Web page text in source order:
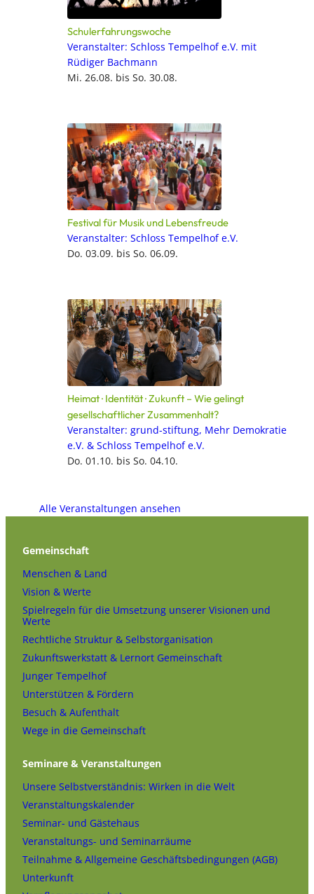
Schulerfahrungswoche
Veranstalter: Schloss Tempelhof e.V. mit
Rüdiger Bachmann
Mi. 26.08. bis So. 30.08.
Festival für Musik und Lebensfreude
Veranstalter: Schloss Tempelhof e.V.
Do. 03.09. bis So. 06.09.
Heimat · Identität · Zukunft – Wie gelingt
gesellschaftlicher Zusammenhalt?
Veranstalter: grund-stiftung, Mehr Demokratie
e.V. & Schloss Tempelhof e.V.
Do. 01.10. bis So. 04.10.
Alle Veranstaltungen ansehen
Gemeinschaft
Menschen & Land
Vision & Werte
Spielregeln für die Umsetzung unserer Visionen und
Werte
Rechtliche Struktur & Selbstorganisation
Zukunftswerkstatt & Lernort Gemeinschaft
Junger Tempelhof
Unterstützen & Fördern
Besuch & Aufenthalt
Wege in die Gemeinschaft
Seminare & Veranstaltungen
Unsere Selbstverständnis: Wirken in die Welt
Veranstaltungskalender
Seminar- und Gästehaus
Veranstaltungs- und Seminarräume
Teilnahme & Allgemeine Geschäftsbedingungen (AGB)
Unterkunft